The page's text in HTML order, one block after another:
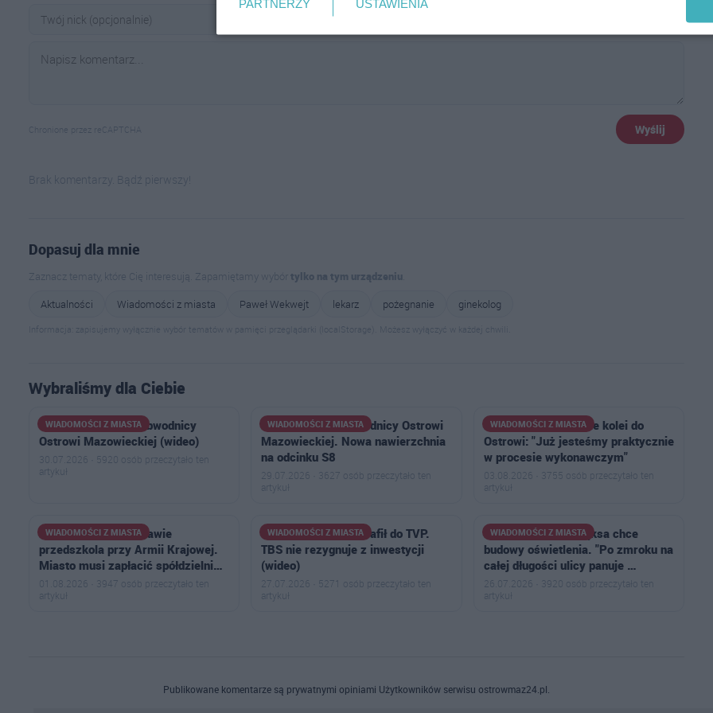
Chronione przez reCAPTCHA Wyślij
Brak komentarzy. Bądź pierwszy!
Dopasuj dla mnie
Zaznacz tematy, które Cię interesują. Zapamiętamy wybórtylko na tym urządzeniu.
Aktualności
Wiadomości z miasta Paweł Wekwejt lekarz pożegnanie ginekolog
Informacja: zapisujemy wyłącznie wybór tematów w pamięci przeglądarki (localStorage). Możesz wyłączyć w każdej chwili.
Wybraliśmy dla Ciebie
WIADOMOŚCI Z MIASTA
Ogromny korek na obwodnicy
Ostrowi Mazowieckiej (wideo)
30.07.2026 · 5920 osób przeczytało ten
artykuł
WIADOMOŚCI Z MIASTA
Ruszył remont obwodnicy Ostrowi
Mazowieckiej. Nowa nawierzchnia
na odcinku S8
29.07.2026 · 3627 osób przeczytało ten
artykuł
WIADOMOŚCI Z MIASTA
Burmistrz o powrocie kolei do
Ostrowi: "Już jesteśmy praktycznie
w procesie wykonawczym"
03.08.2026 · 3755 osób przeczytało ten
artykuł
WIADOMOŚCI Z MIASTA
Kulisy wyroku w sprawie
przedszkola przy Armii Krajowej.
Miasto musi zapłacić spółdzielni…
01.08.2026 · 3947 osób przeczytało ten
artykuł
WIADOMOŚCI Z MIASTA
Spór o plac zabaw trafił do TVP.
TBS nie rezygnuje z inwestycji
(wideo)
27.07.2026 · 5271 osób przeczytało ten
artykuł
WIADOMOŚCI Z MIASTA
Radny Sebastian Pęksa chce
budowy oświetlenia. "Po zmroku na
całej długości ulicy panuje …
26.07.2026 · 3920 osób przeczytało ten
artykuł
Publikowane komentarze są prywatnymi opiniami Użytkowników serwisu ostrowmaz24.pl.
PARTNERZY USTAWIENIA